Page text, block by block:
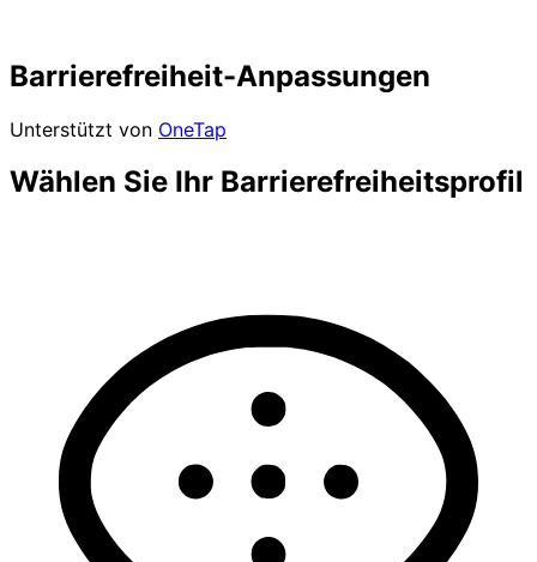
Barrierefreiheit-Anpassungen
Unterstützt von OneTap
Wählen Sie Ihr Barrierefreiheitsprofil